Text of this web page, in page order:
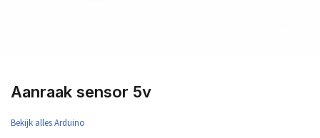
Aanraak sensor 5v
Bekijk alles Arduino